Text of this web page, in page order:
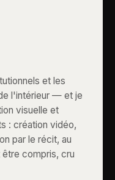
et les
l'intérieur — et je
visuelle et
: création vidéo,
par le récit, au
compris, cru